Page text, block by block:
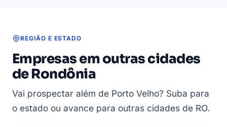
REGIÃO E ESTADO
Empresas em outras cidades
de Rondônia
Vai prospectar além de Porto Velho? Suba para
o estado ou avance para outras cidades de RO.